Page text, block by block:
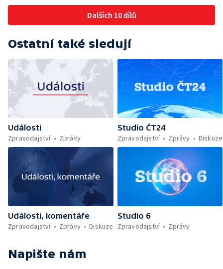
Dalších 10 dílů
Ostatní také sledují
Události
Zpravodajství
Zprávy
Studio ČT24
Zpravodajství
Zprávy Diskuze
Události, komentáře
Zpravodajství
Zprávy Diskuze
Studio 6
Zpravodajství
Zprávy
Napište nám